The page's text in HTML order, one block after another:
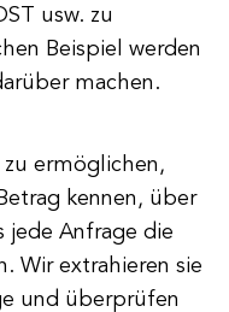
usw. zu
Beispiel werden
machen.
ermöglichen,
kennen, über
jede Anfrage die
Wir extrahieren sie
und überprüfen